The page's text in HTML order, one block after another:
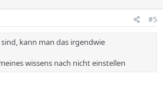
#5
kann man das irgendwie
wissens nach nicht einstellen